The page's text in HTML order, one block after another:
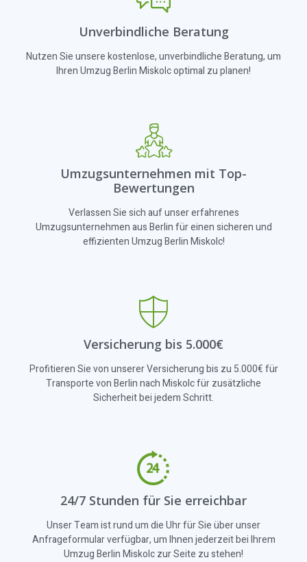
Unverbindliche Beratung
Nutzen Sie unsere kostenlose, unverbindliche Beratung, um
Ihren Umzug Berlin Miskolc optimal zu planen!
Umzugsunternehmen mit Top-
Bewertungen
Verlassen Sie sich auf unser erfahrenes
Umzugsunternehmen aus Berlin für einen sicheren und
effizienten Umzug Berlin Miskolc!
Versicherung bis 5.000€
Profitieren Sie von unserer Versicherung bis zu 5.000€ für
Transporte von Berlin nach Miskolc für zusätzliche
Sicherheit bei jedem Schritt.
24/7 Stunden für Sie erreichbar
Unser Team ist rund um die Uhr für Sie über unser
Anfrageformular verfügbar, um Ihnen jederzeit bei Ihrem
Umzug Berlin Miskolc zur Seite zu stehen!